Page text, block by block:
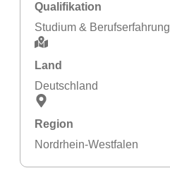
Qualifikation
Studium & Berufserfahrung
Land
Deutschland
Region
Nordrhein-Westfalen